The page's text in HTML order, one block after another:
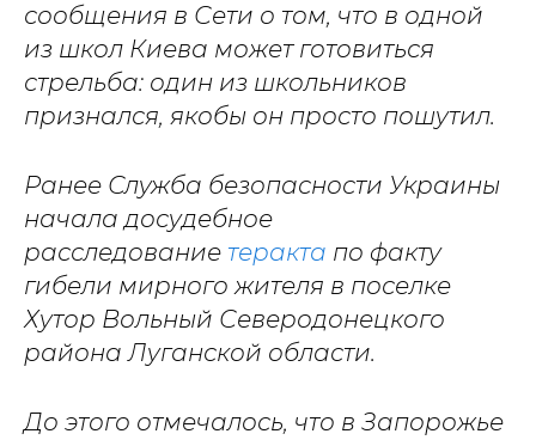
сообщения в Сети о том, что в одной
из школ Киева может готовиться
стрельба: один из школьников
признался, якобы он просто пошутил.
Ранее Служба безопасности Украины
начала досудебное
расследование теракта по факту
гибели мирного жителя в поселке
Хутор Вольный Северодонецкого
района Луганской области.
До этого отмечалось, что в Запорожье